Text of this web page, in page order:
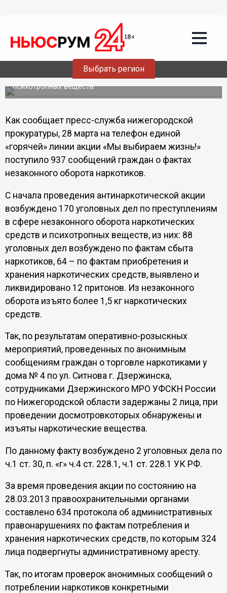
Выбрать регион
Итоги 11 дней реализации
антинаркотического месячника
подвели в Нижегородской области
С начала проведения антинаркотической акции
возбуждено 170 уголовных дел по преступлениям в
сфере незаконного оборота наркотических средств и
психотропных веществ.
Как сообщает пресс-служба нижегородской
прокуратуры, 28 марта на телефон единой
«горячей» линии акции «Мы выбираем жизнь!»
поступило 937 сообщений граждан о фактах
незаконного оборота наркотиков.
С начала проведения антинаркотической акции
возбуждено 170 уголовных дел по преступлениям
в сфере незаконного оборота наркотических
средств и психотропных веществ, из них: 88
уголовных дел возбуждено по фактам сбыта
наркотиков, 64 – по фактам приобретения и
хранения наркотических средств, выявлено и
ликвидировано 12 притонов. Из незаконного
оборота изъято более 1,5 кг наркотических
средств.
Так, по результатам оперативно-розыскных
мероприятий, проведенных по анонимным
сообщениям граждан о торговле наркотиками у
дома № 4 по ул. Ситнова г. Дзержинска,
сотрудниками Дзержинского МРО УФСКН России
по Нижегородской области задержаны 2 лица, при
проведении досмотровкоторых обнаружены и
изъяты наркотические вещества.
По данному факту возбуждено 2 уголовных дела по
ч.1 ст. 30, п. «г» ч.4 ст. 228.1, ч.1 ст. 228.1 УК РФ.
За время проведения акции по состоянию на
28.03.2013 правоохранительными органами
составлено 634 протокола об административных
правонарушениях по фактам потребления и
хранения наркотических средств, по которым 324
лица подвергнуты административному аресту.
Так, по итогам проверок анонимных сообщений о
потреблении наркотиков конкретными